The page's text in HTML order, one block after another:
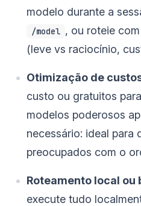
modelo durante a
/model , ou roteie
(leve vs raciocínio,
Otimização de
custo ou gratuitos
modelos poderosos
necessário: ideal para
preocupados com o
Roteamento local ou
execute tudo